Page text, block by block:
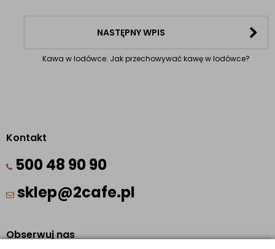
NASTĘPNY WPIS
Kawa w lodówce: Jak przechowywać kawę w lodówce?
Kontakt
500 48 90 90
sklep@2cafe.pl
Obserwuj nas